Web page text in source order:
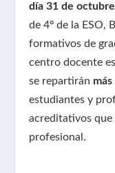
día 31 de octubre
de 4º de la ESO,
formativos de
centro docente
se repartirán
estudiantes y
acreditativos
profesional.